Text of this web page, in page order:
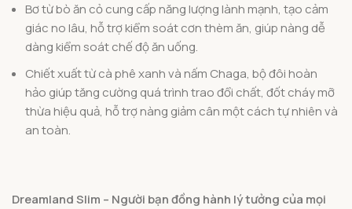
Bơ từ bò ăn cỏ cung cấp năng lượng lành mạnh, tạo cảm
giác no lâu, hỗ trợ kiểm soát cơn thèm ăn, giúp nàng dễ
dàng kiểm soát chế độ ăn uống.
Chiết xuất từ cà phê xanh và nấm Chaga, bộ đôi hoàn
hảo giúp tăng cường quá trình trao đổi chất, đốt cháy mỡ
thừa hiệu quả, hỗ trợ nàng giảm cân một cách tự nhiên và
an toàn.
Dreamland Slim – Người bạn đồng hành lý tưởng của mọi